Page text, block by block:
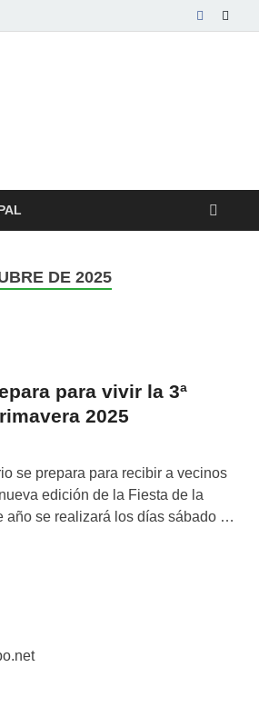
DE 2025
para vivir la 3ª
2025
se prepara para recibir a vecinos
edición de la Fiesta de la
año se realizará los días sábado …